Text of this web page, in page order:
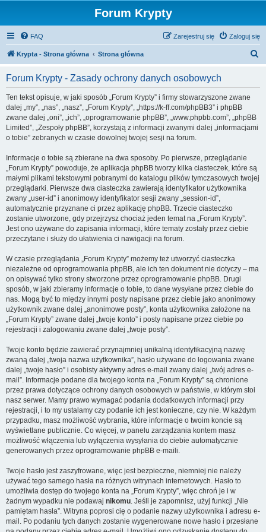
Forum Krypty
FAQ Zaloguj się
Zarejestruj się
Krypta - Strona główna Strona główna
Forum Krypty - Zasady ochrony danych osobowych
Ten tekst opisuje, w jaki sposób „Forum Krypty” i firmy stowarzyszone zwane
dalej „my”, „nas”, „nasz”, „Forum Krypty”, „https://k-ff.com/phpBB3” i phpBB
zwane dalej „oni”, „ich”, „oprogramowanie phpBB”, „www.phpbb.com”, „phpBB
Limited”, „Zespoły phpBB”, korzystają z informacji zwanymi dalej „informacjami
o tobie” zebranych w czasie dowolnej twojej sesji na forum.
Informacje o tobie są zbierane na dwa sposoby. Po pierwsze, przeglądanie
„Forum Krypty” powoduje, że aplikacja phpBB tworzy kilka ciasteczek, które są
małymi plikami tekstowymi pobranymi do katalogu plików tymczasowych twojej
przeglądarki. Pierwsze dwa ciasteczka zawierają identyfikator użytkownika
zwany „user-id” i anonimowy identyfikator sesji zwany „session-id”,
automatycznie przyznane ci przez aplikację phpBB. Trzecie ciasteczko
zostanie utworzone, gdy przejrzysz chociaż jeden temat na „Forum Krypty”.
Jest ono używane do zapisania informacji, które tematy zostały przez ciebie
przeczytane i służy do ułatwienia ci nawigacji na forum.
W czasie przeglądania „Forum Krypty” możemy też utworzyć ciasteczka
niezależne od oprogramowania phpBB, ale ich ten dokument nie dotyczy – ma
on opisywać tylko strony stworzone przez oprogramowanie phpBB. Drugi
sposób, w jaki zbieramy informacje o tobie, to dane wysyłane przez ciebie do
nas. Mogą być to między innymi posty napisane przez ciebie jako anonimowy
użytkownik zwane dalej „anonimowe posty”, konta użytkownika założone na
„Forum Krypty” zwane dalej „twoje konto” i posty napisane przez ciebie po
rejestracji i zalogowaniu zwane dalej „twoje posty”.
Twoje konto będzie zawierać przynajmniej unikalną identyfikacyjną nazwę
zwaną dalej „twoja nazwa użytkownika”, hasło używane do logowania zwane
dalej „twoje hasło” i osobisty aktywny adres e-mail zwany dalej „twój adres e-
mail”. Informacje podane dla twojego konta na „Forum Krypty” są chronione
przez prawa dotyczące ochrony danych osobowych w państwie, w którym stoi
nasz serwer. Mamy prawo wymagać podania dodatkowych informacji przy
rejestracji, i to my ustalamy czy podanie ich jest konieczne, czy nie. W każdym
przypadku, masz możliwość wybrania, które informacje o twoim koncie są
wyświetlane publicznie. Co więcej, w panelu zarządzania kontem masz
możliwość włączenia lub wyłączenia wysyłania do ciebie automatycznie
generowanych przez oprogramowanie phpBB e-maili.
Twoje hasło jest zaszyfrowane, więc jest bezpieczne, niemniej nie należy
używać tego samego hasła na różnych witrynach internetowych. Hasło to
umożliwia dostęp do twojego konta na „Forum Krypty”, więc chroń je i w
żadnym wypadku nie podawaj nikomu. Jeśli je zapomnisz, użyj funkcji „Nie
pamiętam hasła”. Witryna poprosi cię o podanie nazwy użytkownika i adresu e-
mail. Po podaniu tych danych zostanie wygenerowane nowe hasło i przesłane